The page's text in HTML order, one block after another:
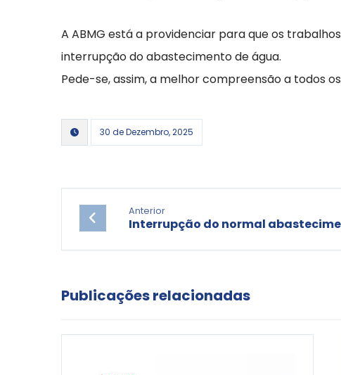
A ABMG está a providenciar para que os
interrupção do abastecimento de água.
Pede-se, assim, a melhor compreensão a todos
30 de Dezembro, 2025
Anterior
Interrupção do normal
Publicações relacionadas